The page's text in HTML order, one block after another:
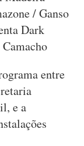
/ Ganso
Dark
entre
e a